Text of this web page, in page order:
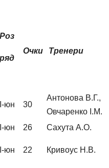
Роз
ряд
Очки Тренери
І-юн 30
Антонова В.Г.,
Овчаренко І.М.
І-юн 26 Сахута А.О.
І-юн 22 Кривоус Н.В.